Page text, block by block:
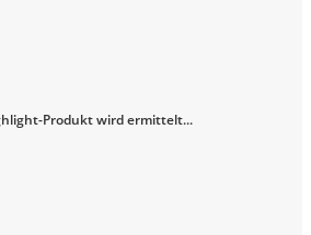
Produkt wird ermittelt...